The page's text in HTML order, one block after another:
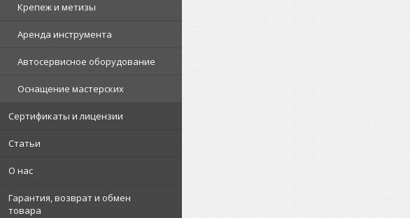
Крепеж и метизы
Аренда инструмента
Автосервисное оборудование
Оснащение мастерских
Сертификаты и лицензии
Статьи
О нас
Гарантия, возврат и обмен
товара